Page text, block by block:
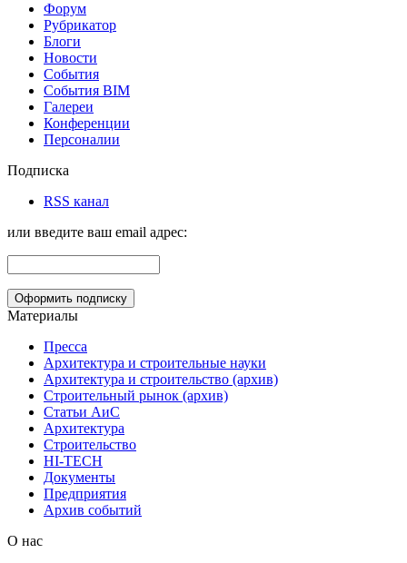
Форум
Рубрикатор
Блоги
Новости
События
События BIM
Галереи
Конференции
Персоналии
Подписка
RSS канал
или введите ваш email адрес:
Материалы
Пресса
Архитектура и строительные науки
Архитектура и строительство (архив)
Строительный рынок (архив)
Статьи АиС
Архитектура
Строительство
HI-TECH
Документы
Предприятия
Архив событий
О нас